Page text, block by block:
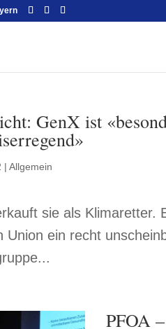
GenX ist
|Allgemein
sie als Klimaretter.
Union ein recht
PFOA